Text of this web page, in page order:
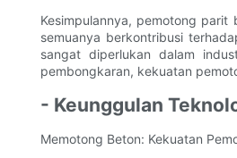
Kesimpulannya, pemotong
semuanya berkontribusi
sangat diperlukan dalam
pembongkaran, kekuatan
- Keunggulan
Memotong Beton: Kekuatan